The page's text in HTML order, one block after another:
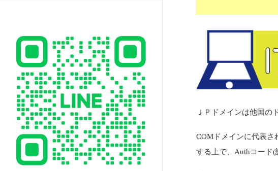
ＪＰドメインは他国の
COMドメインに代表さ
する上で、Authコード(